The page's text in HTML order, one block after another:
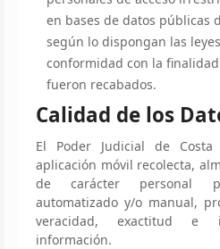
en bases de datos públicas
según lo dispongan las
conformidad con la
fueron recabados.
Calidad de los
El Poder Judicial de
aplicación móvil recolecta,
de carácter personal
automatizado y/o manual,
veracidad, exactitud e
información.